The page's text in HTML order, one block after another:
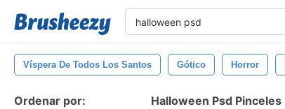
Víspera De Todos Los Santos Gótico Horror
Ordenar por: Halloween Psd Pinceles